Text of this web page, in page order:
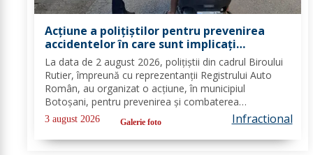
Acțiune a polițiștilor pentru prevenirea
accidentelor în care sunt implicați
motocicliștii sau utilizatorii de trotinete și
biciclete FOTO
La data de 2 august 2026, polițiștii din cadrul Biroului
Rutier, împreună cu reprezentanții Registrului Auto
Român, au organizat o acțiune, în municipiul
Botoșani, pentru prevenirea și combaterea
accidentelor rutiere în care sunt implicați utilizatorii de
trotinete/ biciclete și motocicliștii. În...
3 august 2026 Galerie foto Infractional